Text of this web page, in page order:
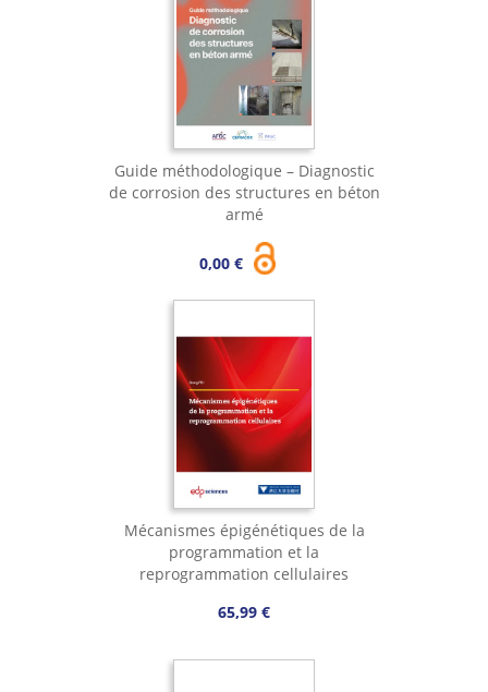
Guide méthodologique – Diagnostic
de corrosion des structures en béton
armé
0,00 €
Mécanismes épigénétiques de la
programmation et la
reprogrammation cellulaires
65,99 €